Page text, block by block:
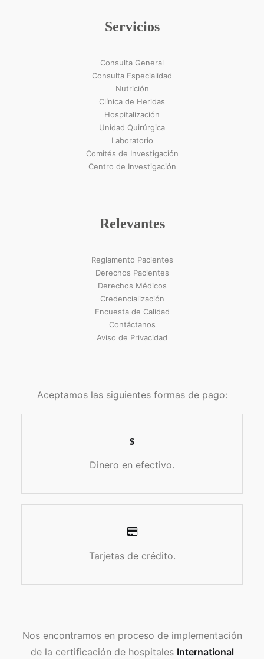
Servicios
Consulta General
Consulta Especialidad
Nutrición
Clínica de Heridas
Hospitalización
Unidad Quirúrgica
Laboratorio
Comités de Investigación
Centro de Investigación
Relevantes
Reglamento Pacientes
Derechos Pacientes
Derechos Médicos
Credencialización
Encuesta de Calidad
Contáctanos
Aviso de Privacidad
Aceptamos las siguientes formas de pago:
Dinero en efectivo.
Tarjetas de crédito.
Nos encontramos en proceso de implementación
de la certificación de hospitales International